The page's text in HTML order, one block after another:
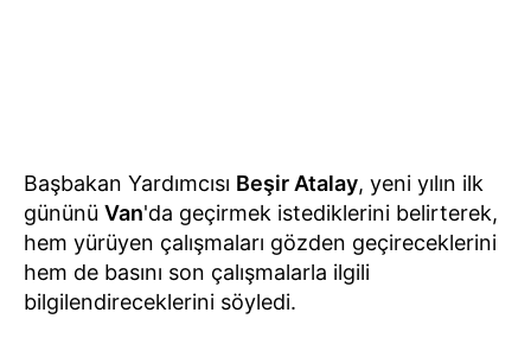
Başbakan Yardımcısı Beşir Atalay, yeni yılın ilk
gününü Van'da geçirmek istediklerini belirterek,
hem yürüyen çalışmaları gözden geçireceklerini
hem de basını son çalışmalarla ilgili
bilgilendireceklerini söyledi.